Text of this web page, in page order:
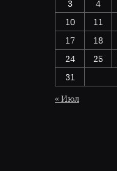
3
4
10
11
17
18
24
25
31
« Июл